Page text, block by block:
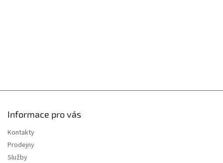
Informace pro vás
Kontakty
Prodejny
Služby